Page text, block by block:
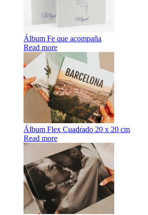
Álbum Fe que acompaña
Read more
Álbum Flex Cuadrado 20 x 20 cm
Read more